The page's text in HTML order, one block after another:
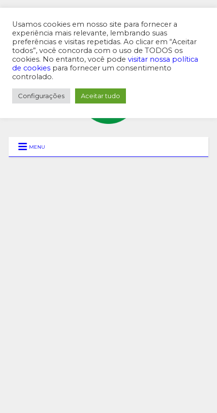
MENU SUPERIOR
MENU
Usamos cookies em nosso site para fornecer a
experiência mais relevante, lembrando suas
preferências e visitas repetidas. Ao clicar em “Aceitar
todos”, você concorda com o uso de TODOS os
cookies. No entanto, você pode visitar nossa política
de cookies para fornecer um consentimento
controlado.
Configurações Aceitar tudo